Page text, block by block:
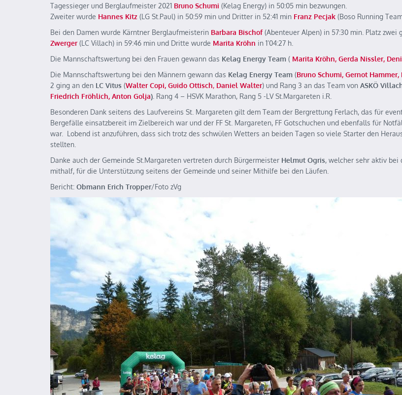
Tagessieger und Berglaufmeister 2021 Bruno Schumi (Kelag Energy) in 50:05 min bezwungen.
Zweiter wurde Hannes Kitz (LG St.Paul) in 50:59 min und Dritter in 52:41 min Franz Pecjak (Boso Running
Bei den Damen wurde Kärntner Berglaufmeisterin Barbara Bischof(Abenteuer Alpen) in 57:30 min. Platz zwei
Zwerger(LC Villach) in 59:46 min und Dritte wurde Marita Kröhn in 1’04:27 h.
Die Mannschaftswertung bei den Frauen gewann das Kelag Energy Team ( Marita Kröhn, Gerda Nissler,
Die Mannschaftswertung bei den Männern gewann das Kelag Energy Team (Bruno Schumi, Gernot Hammer,
2 ging an den LC Vitus (Walter Copi, Guido Ottisch, Daniel Walter) und Rang 3 an das Team von ASKÖ
Friedrich Fröhlich, Anton Golja) . Rang 4 – HSVK Marathon, Rang 5 -LV St.Margareten i.R.
Besonderen Dank seitens des Laufvereins St. Margareten gilt dem Team der Bergrettung Ferlach, das für
Bergefälle einsatzbereit im Zielbereich war und der FF St. Margareten, FF Gotschuchen und ebenfalls für
war. Lobend ist anzuführen, dass sich trotz des schwülen Wetters an beiden Tagen so viele Starter den
stellten.
Danke auch der Gemeinde St.Margareten vertreten durch Bürgermeister Helmut Ogris, welcher sehr aktiv bei
mithalf, für die Unterstützung seitens der Gemeinde und seiner Mithilfe bei den Läufen.
Bericht: Obmann Erich Tropper/Foto zVg